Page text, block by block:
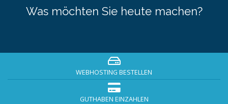
Was möchten Sie heute machen?
WEBHOSTING BESTELLEN
GUTHABEN EINZAHLEN